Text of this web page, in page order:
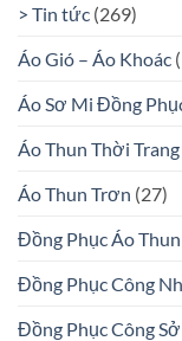
> Tin tức (269)
Áo Gió – Áo Khoác
Áo Sơ Mi Đồng
Áo Thun Thời Trang
Áo Thun Trơn (27)
Đồng Phục Áo Thun
Đồng Phục Công
Đồng Phục Công Sở